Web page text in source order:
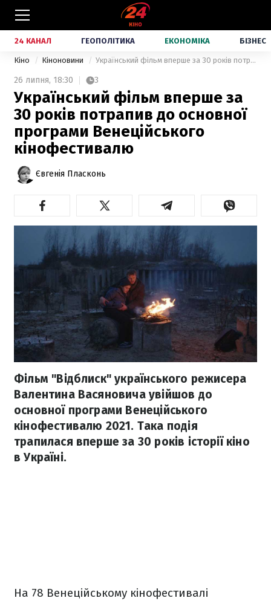
24 КАНАЛ ГЕОПОЛІТИКА ЕКОНОМІКА БІЗНЕС
Кіно Кіноновини Український фільм вперше за 30 років потрапив до основної програми Венеційського кінофестивалю
26 липня, 18:30 3
Український фільм вперше за
30 років потрапив до основної
програми Венеційського
кінофестивалю
Євгенія Пласконь
Фільм "Відблиск" українського режисера
Валентина Васяновича увійшов до
основної програми Венеційського
кінофестивалю 2021. Така подія
трапилася вперше за 30 років історії кіно
в Україні.
На 78 Венеційському кінофестивалі